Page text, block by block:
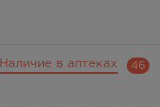
Наличие в аптеках 46